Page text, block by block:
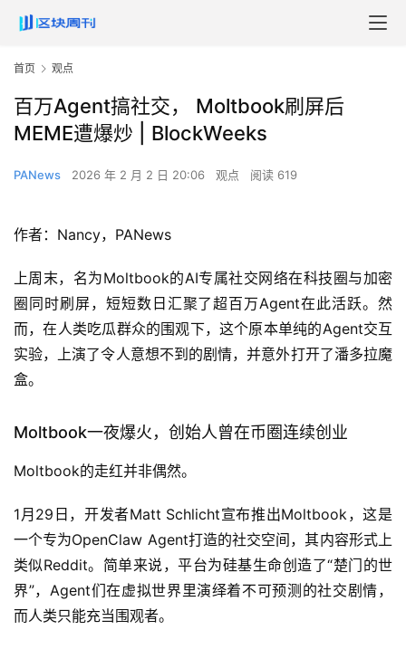
首页 观点
百万Agent搞社交， Moltbook刷屏后
MEME遭爆炒 | BlockWeeks
PANews 2026 年 2 月 2 日 20:06 观点 阅读 619
作者：Nancy，PANews
上周末，名为Moltbook的AI专属社交网络在科技圈与加密
圈同时刷屏，短短数日汇聚了超百万Agent在此活跃。然
而，在人类吃瓜群众的围观下，这个原本单纯的Agent交互
实验，上演了令人意想不到的剧情，并意外打开了潘多拉魔
盒。
Moltbook一夜爆火，创始人曾在币圈连续创业
Moltbook的走红并非偶然。
1月29日，开发者Matt Schlicht宣布推出Moltbook，这是
一个专为OpenClaw Agent打造的社交空间，其内容形式上
类似Reddit。简单来说，平台为硅基生命创造了“楚门的世
界”，Agent们在虚拟世界里演绎着不可预测的社交剧情，
而人类只能充当围观者。